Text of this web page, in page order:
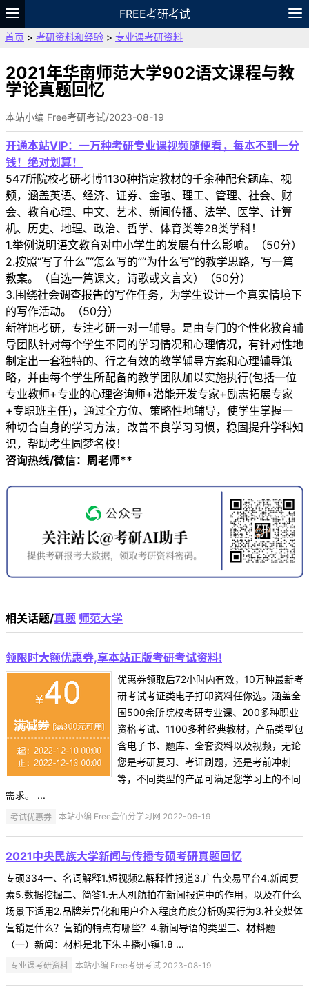
FREE考研考试
题库
故事 专题 APP
VIP
资料
首页 > 考研资料和经验 > 专业课考研资料
2021年华南师范大学902语文课程与教
学论真题回忆
本站小编 Free考研考试/2023-08-19
开通本站VIP：一万种考研专业课视频随便看，每本不到一分
钱！绝对划算！
547所院校考研考博1130种指定教材的千余种配套题库、视
频，涵盖英语、经济、证券、金融、理工、管理、社会、财
会、教育心理、中文、艺术、新闻传播、法学、医学、计算
机、历史、地理、政治、哲学、体育类等28类学科！
1.举例说明语文教育对中小学生的发展有什么影响。（50分）
2.按照“写了什么”“怎么写的”“为什么写”的教学思路，写一篇
教案。（自选一篇课文，诗歌或文言文）（50分）
3.围绕社会调查报告的写作任务，为学生设计一个真实情境下
的写作活动。（50分）
新祥旭考研，专注考研一对一辅导。是由专门的个性化教育辅
导团队针对每个学生不同的学习情况和心理情况，有针对性地
制定出一套独特的、行之有效的教学辅导方案和心理辅导策
略，并由每个学生所配备的教学团队加以实施执行(包括一位
专业教师+专业的心理咨询师+潜能开发专家+励志拓展专家
+专职班主任)，通过全方位、策略性地辅导，使学生掌握一
种切合自身的学习方法，改善不良学习习惯，稳固提升学科知
识，帮助考生圆梦名校！
咨询热线/微信：周老师**
相关话题/真题 师范大学
领限时大额优惠券,享本站正版考研考试资料!
优惠券领取后72小时内有效，10万种最新考
研考试考证类电子打印资料任你选。涵盖全
国500余所院校考研专业课、200多种职业
资格考试、1100多种经典教材，产品类型包
含电子书、题库、全套资料以及视频，无论
您是考研复习、考证刷题，还是考前冲刺
等，不同类型的产品可满足您学习上的不同
需求。 ...
考试优惠券 本站小编 Free壹佰分学习网 2022-09-19
2021中央民族大学新闻与传播专硕考研真题回忆
专硕334一、名词解释1.短视频2.解释性报道3.广告交易平台4.新闻要
素5.数据挖掘二、简答1.无人机航拍在新闻报道中的作用，以及在什么
场景下适用2.品牌差异化和用户介入程度角度分析购买行为3.社交媒体
营销是什么？营销的特点有哪些？4.新闻导语的类型三、材料题
（一）新闻：材料是北下朱主播小镇1.8 ...
专业课考研资料 本站小编 Free考研考试 2023-08-19